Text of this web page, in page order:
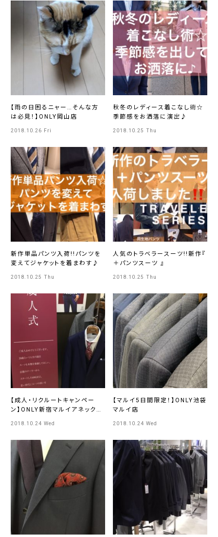
【雨の日困るニャー…そんな方
は必見！】ONLY岡山店
2018.10.26 Fri
秋冬のレディース着こなし術☆
季節感をお洒落に演出♪
2018.10.25 Thu
新作単品パンツ入荷!!パンツを
変えてジャケットを着まわす♪
2018.10.25 Thu
人気のトラベラースーツ!!新作『
＋パンツスーツ 』
2018.10.25 Thu
【成人・リクルートキャンペー
ン】ONLY新宿マルイアネックス
2018.10.24 Wed
【マルイ5日間限定！】ONLY池袋
マルイ店
2018.10.24 Wed